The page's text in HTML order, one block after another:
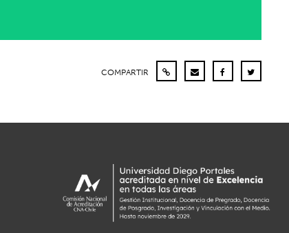
COMPARTIR